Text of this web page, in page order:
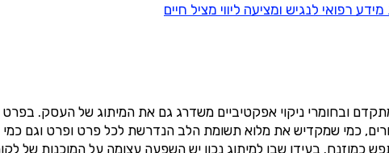
רפואי לנגיש ומציעה ליווי מציל חיים
מתקדם ובחומרי ניקוי אפקטיביים משדרג גם את המיתוג של העסק.
כמי שמקדיש את מלוא תשומת הלב הנדרשת לכל פרט ופרט וגם
כמוזנח. בעידן שבו למיתוג נכון יש השפעה עצומה על המוכנות של
לניוזלטר שמענו
נייד
שכר ב-6 השנים האחרונות